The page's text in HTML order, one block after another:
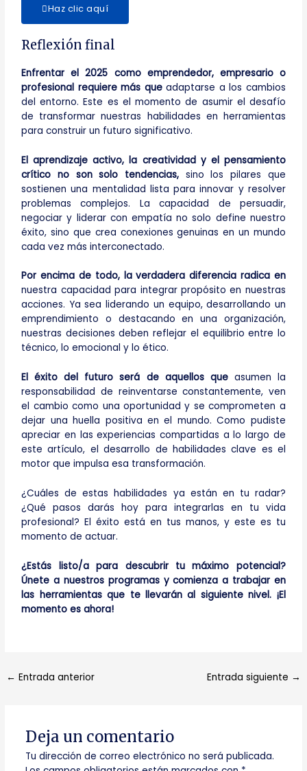
Haz clic aquí
Reflexión final
Enfrentar el 2025 como emprendedor, empresario o
profesional requiere más queadaptarse a los cambios
del entorno. Este es el momento de asumir el desafío
de transformar nuestras habilidades en herramientas
para construir un futuro significativo.
El aprendizaje activo, la creatividad y el pensamiento
crítico no son solo tendencias, sino los pilares que
sostienen una mentalidad lista para innovar y resolver
problemas complejos. La capacidad de persuadir,
negociar y liderar con empatía no solo define nuestro
éxito, sino que crea conexiones genuinas en un mundo
cada vez más interconectado.
Por encima de todo, la verdadera diferencia radica en
nuestra capacidad para integrar propósito en nuestras
acciones. Ya sea liderando un equipo, desarrollando un
emprendimiento o destacando en una organización,
nuestras decisiones deben reflejar el equilibrio entre lo
técnico, lo emocional y lo ético.
El éxito del futuro será de aquellos queasumen la
responsabilidad de reinventarse constantemente, ven
el cambio como una oportunidad y se comprometen a
dejar una huella positiva en el mundo. Como pudiste
apreciar en las experiencias compartidas a lo largo de
este artículo, el desarrollo de habilidades clave es el
motor que impulsa esa transformación.
¿Cuáles de estas habilidades ya están en tu radar?
¿Qué pasos darás hoy para integrarlas en tu vida
profesional? El éxito está en tus manos, y este es tu
momento de actuar.
¿Estás listo/a para descubrir tu máximo potencial?
Únete a nuestros programas y comienza a trabajar en
las herramientas que te llevarán al siguiente nivel. ¡El
momento es ahora!
← Entrada anterior Entrada siguiente →
Deja un comentario
Tu dirección de correo electrónico no será publicada.